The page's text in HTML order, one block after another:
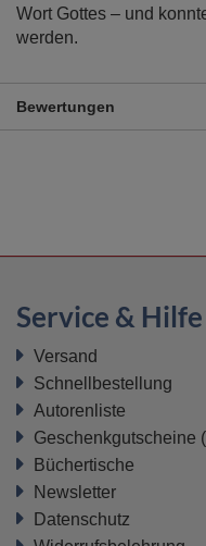
Wort Gottes – und
werden.
Bewertungen
Service & Hilfe
Versand
Schnellbestellung
Autorenliste
Geschenkgutscheine
Büchertische
Newsletter
Datenschutz